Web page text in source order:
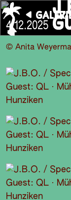
4.12.2025
© Anita